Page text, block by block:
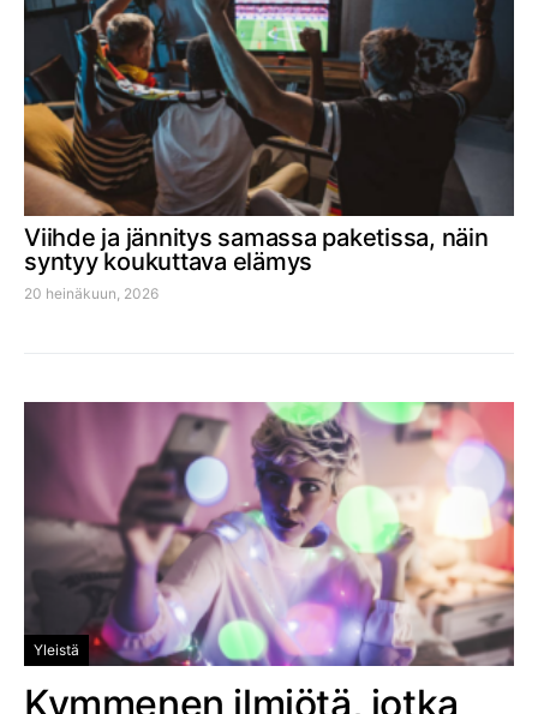
Viihde ja jännitys samassa paketissa, näin
syntyy koukuttava elämys
20 heinäkuun, 2026
Yleistä
Kymmenen ilmiötä, jotka